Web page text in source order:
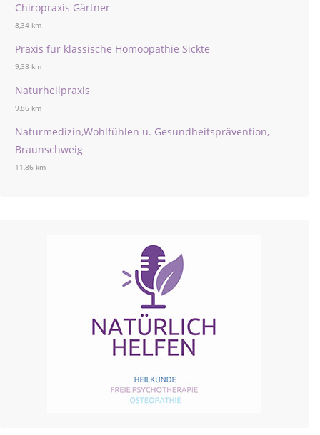
Chiropraxis Gärtner
8,34 km
Praxis für klassische Homöopathie Sickte
9,38 km
Naturheilpraxis
9,86 km
Naturmedizin,Wohlfühlen u. Gesundheitsprävention,
Braunschweig
11,86 km